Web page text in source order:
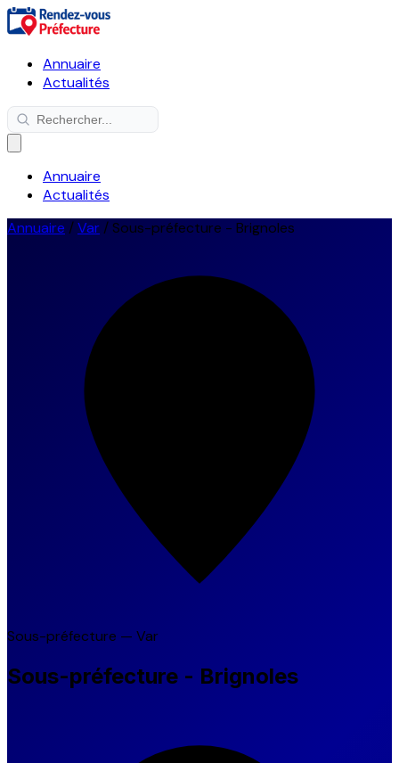
Annuaire
Actualités
Annuaire
Actualités
Annuaire /Var / Sous-préfecture - Brignoles
Sous-préfecture — Var
Sous-préfecture - Brignoles